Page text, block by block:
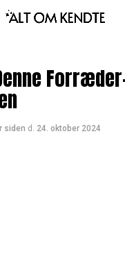
siden d. 24. oktober 2024